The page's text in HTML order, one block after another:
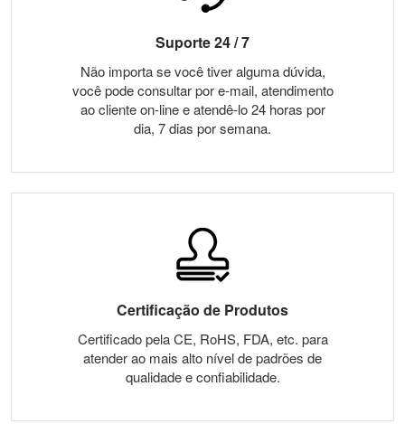
Suporte 24 / 7
Não importa se você tiver alguma dúvida,
você pode consultar por e-mail, atendimento
ao cliente on-line e atendê-lo 24 horas por
dia, 7 dias por semana.
Certificação de Produtos
Certificado pela CE, RoHS, FDA, etc. para
atender ao mais alto nível de padrões de
qualidade e confiabilidade.